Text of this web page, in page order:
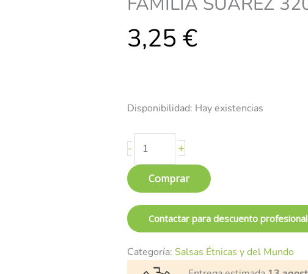
3,25 €
Disponibilidad: Hay existencias
-
vegano
-
FAMILIA
+
Comprar
Contactar para descuento
Categoría: Salsas Étnicas y del Mundo